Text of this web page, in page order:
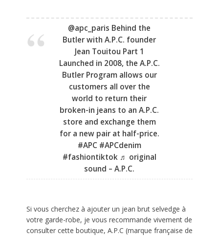
@apc_paris Behind the
Butler with A.P.C. founder
Jean Touitou Part 1
Launched in 2008, the A.P.C.
Butler Program allows our
customers all over the
world to return their
broken-in jeans to an A.P.C.
store and exchange them
for a new pair at half-price.
#APC #APCdenim
#fashiontiktok ♬ original
sound – A.P.C.
Si vous cherchez à ajouter un jean brut selvedge à
votre garde-robe, je vous recommande vivement de
consulter cette boutique, A.P.C (marque française de